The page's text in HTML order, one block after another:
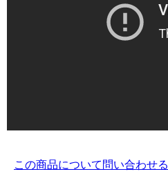
この商品について問い合わせる